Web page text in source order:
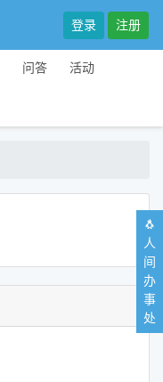
登录 注册
问答 活动
🐧
人
间
办
事
处